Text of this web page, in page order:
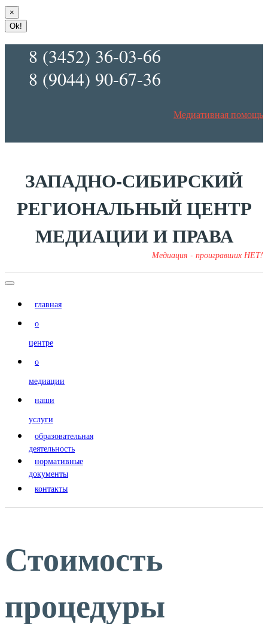
×
Ok!
8 (3452) 36-03-66
8 (9044) 90-67-36
Медиативная помощь
ЗАПАДНО-СИБИРСКИЙ
РЕГИОНАЛЬНЫЙ ЦЕНТР
МЕДИАЦИИ И ПРАВА
Медиация - проигравших НЕТ!
главная
о
центре
о
медиации
наши
услуги
образовательная
деятельность
нормативные
документы
контакты
Стоимость
процедуры